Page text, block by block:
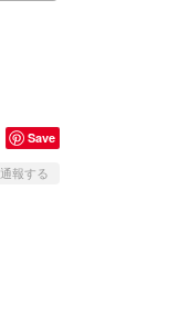
Save
通報する